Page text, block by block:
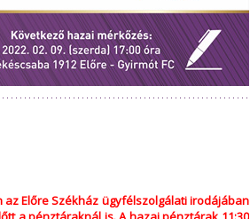
Előre Székház ügyfélszolgálati irodájában